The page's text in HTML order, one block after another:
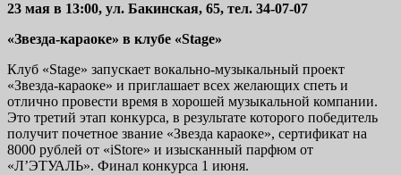
23 мая в 13:00, ул. Бакинская, 65, тел. 34-07-07
«Звезда-караоке» в клубе «Stage»
Клуб «Stage» запускает вокально-музыкальный проект
«Звезда-караоке» и приглашает всех желающих спеть и
отлично провести время в хорошей музыкальной компании.
Это третий этап конкурса, в результате которого победитель
получит почетное звание «Звезда караоке», сертификат на
8000 рублей от «iStore» и изысканный парфюм от
«Л’ЭТУАЛЬ». Финал конкурса 1 июня.